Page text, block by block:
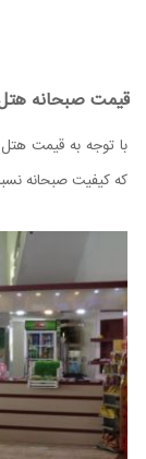
قیمت صبحانه
با توجه به قیمت هتل
که کیفیت صبحانه